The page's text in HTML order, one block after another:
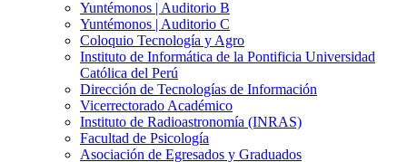
Yuntémonos | Auditorio B
Yuntémonos | Auditorio C
Coloquio Tecnología y Agro
Instituto de Informática de la Pontificia Universidad
Católica del Perú
Dirección de Tecnologías de Información
Vicerrectorado Académico
Instituto de Radioastronomía (INRAS)
Facultad de Psicología
Asociación de Egresados y Graduados